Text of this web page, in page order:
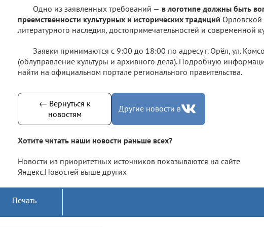
Одно из заявленных требований — в логотипе должны быть
преемственности культурных и исторических традиций Орловской
литературного наследия, достопримечательностей и современной
Заявки принимаются с 9:00 до 18:00 по адресу г. Орёл, ул.
(облуправление культуры и архивного дела). Подробную
найти на официальном портале регионального правительства.
← Вернуться к
новостям
Другие новости в
Хотите читать наши новости раньше всех?
Новости из приоритетных источников показываются на сайте
Яндекс.Новостей выше других
Печать